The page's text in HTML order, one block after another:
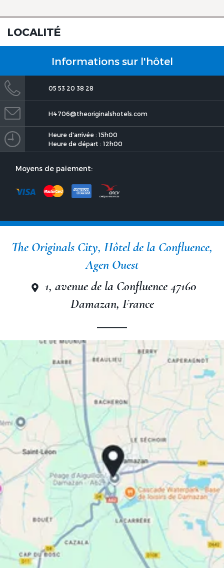
LOCALITÉ
Informations sur l'hôtel
05 53 20 38 28
H4706@theoriginalshotels.com
Heure d'arrivée : 15h00
Heure de départ : 12h00
Moyens de paiement:
The Originals City, Hôtel de la Confluence,
Agen Ouest
1, avenue de la Confluence 47160
Damazan, France
The Originals City, Hôtel de la
Confluence, Agen Ouest
Confluence, Agen Ouest
Confluence, Agen Ouest
The Originals City, Hôtel de la
Confluence, Agen Ouest
The Originals City, Hôtel de la
Confluence, Agen Ouest